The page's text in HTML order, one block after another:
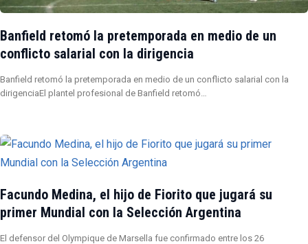
Banfield retomó la pretemporada en medio de un
conflicto salarial con la dirigencia
Banfield retomó la pretemporada en medio de un conflicto salarial con la
dirigenciaEl plantel profesional de Banfield retomó…
Facundo Medina, el hijo de Fiorito que jugará su
primer Mundial con la Selección Argentina
El defensor del Olympique de Marsella fue confirmado entre los 26